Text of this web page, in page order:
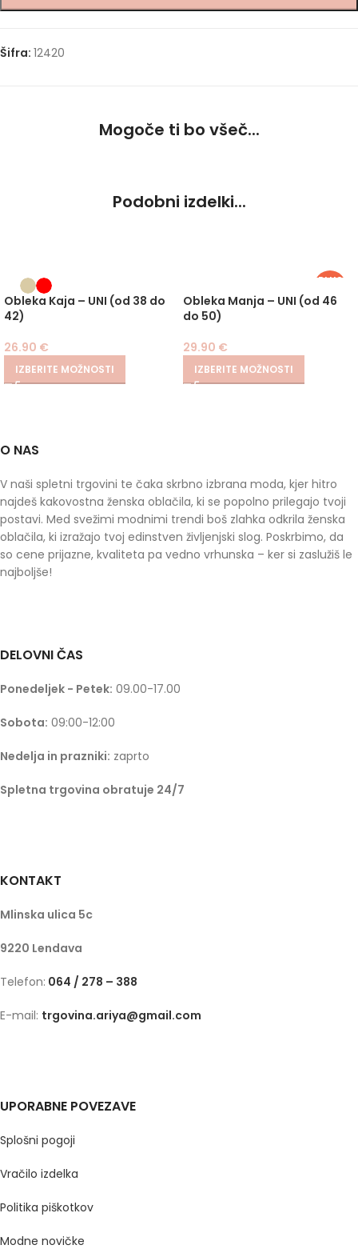
Šifra: 12420
Mogoče ti bo všeč...
Podobni izdelki...
Obleka Kaja – UNI (od 38 do
42)
26.90 €
IZBERITE MOŽNOSTI
PLUS
Obleka Manja – UNI (od 46
do 50)
29.90 €
IZBERITE MOŽNOSTI
O NAS
V naši spletni trgovini te čaka skrbno izbrana moda, kjer hitro
najdeš kakovostna ženska oblačila, ki se popolno prilegajo tvoji
postavi. Med svežimi modnimi trendi boš zlahka odkrila ženska
oblačila, ki izražajo tvoj edinstven življenjski slog. Poskrbimo, da
so cene prijazne, kvaliteta pa vedno vrhunska – ker si zaslužiš le
najboljše!
DELOVNI ČAS
Ponedeljek - Petek: 09.00-17.00
Sobota: 09:00-12:00
Nedelja in prazniki: zaprto
Spletna trgovina obratuje 24/7
KONTAKT
Mlinska ulica 5c
9220 Lendava
Telefon: 064 / 278 – 388
E-mail: trgovina.ariya@gmail.com
UPORABNE POVEZAVE
Splošni pogoji
Vračilo izdelka
Politika piškotkov
Modne novičke